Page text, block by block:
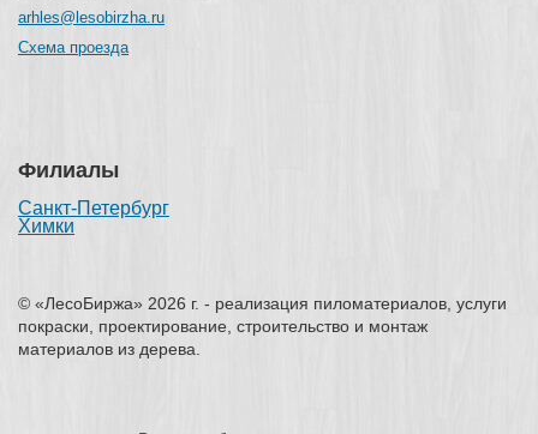
arhles@lesobirzha.ru
Схема проезда
Филиалы
Санкт-Петербург
Химки
© «ЛесоБиржа» 2026 г. - реализация пиломатериалов, услуги
покраски, проектирование, строительство и монтаж
материалов из дерева.